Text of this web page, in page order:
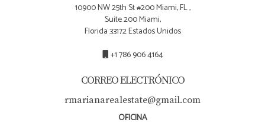
10900 NW 25th St #200 Miami, FL ,
Suite 200 Miami,
Florida 33172 Estados Unidos
+1 786 906 4164
CORREO ELECTRÓNICO
rmarianarealestate@gmail.com
OFICINA